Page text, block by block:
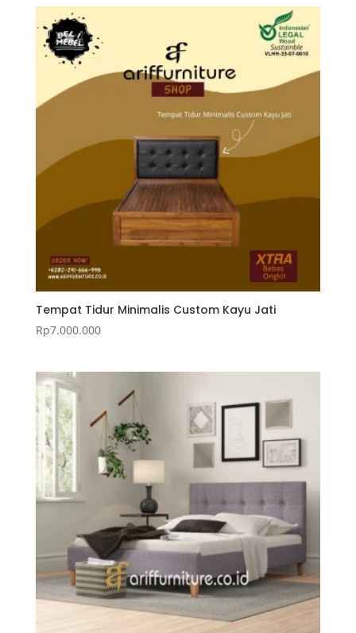
Tempat Tidur Minimalis Custom Kayu Jati
Rp7.000.000